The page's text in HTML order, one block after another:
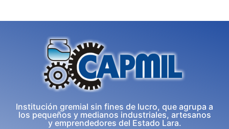
Institución gremial sin fines de lucro, que agrupa a
los pequeños y medianos industriales, artesanos
y emprendedores del Estado Lara.